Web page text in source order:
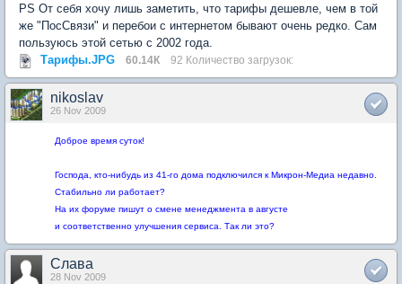
PS От себя хочу лишь заметить, что тарифы дешевле, чем в той
же "ПосСвязи" и перебои с интернетом бывают очень редко. Сам
пользуюсь этой сетью с 2002 года.
Тарифы.JPG
60.14К 92 Количество загрузок:
nikoslav
26 Nov 2009
Доброе время суток!
Господа, кто-нибудь из 41-го дома подключился к Микрон-Медиа недавно.
Стабильно ли работает?
На их форуме пишут о смене менеджмента в августе
и соответственно улучшения сервиса. Так ли это?
Слава
28 Nov 2009